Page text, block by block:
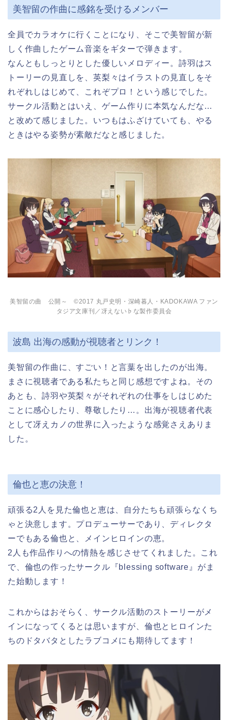
美智留の作曲に感銘を受けるメンバー
全員でカラオケに行くことになり、そこで美智留が新
しく作曲したゲーム音楽をギターで弾きます。
なんともしっとりとした優しいメロディー。詩羽はス
トーリーの見直しを、英梨々はイラストの見直しをそ
れぞれしはじめて、これぞプロ！という感じでした。
サークル活動とはいえ、ゲーム作りに本気なんだな…
と改めて感じました。いつもはふざけていても、やる
ときはやる姿勢が素敵だなと感じました。
美智留の曲 公開～ ©2017 丸戸史明・深崎暮人・KADOKAWA ファン
タジア文庫刊／冴えない♭な製作委員会
波島 出海の感動が視聴者とリンク！
美智留の作曲に、すごい！と言葉を出したのが出海。
まさに視聴者である私たちと同じ感想ですよね。その
あとも、詩羽や英梨々がそれぞれの仕事をしはじめた
ことに感心したり、尊敬したり…。出海が視聴者代表
として冴えカノの世界に入ったような感覚さえありま
した。
倫也と恵の決意！
頑張る2人を見た倫也と恵は、自分たちも頑張らなくち
ゃと決意します。プロデューサーであり、ディレクタ
ーでもある倫也と、メインヒロインの恵。
2人も作品作りへの情熱を感じさせてくれました。これ
で、倫也の作ったサークル『blessing software』がま
た始動します！
これからはおそらく、サークル活動のストーリーがメ
インになってくるとは思いますが、倫也とヒロインた
ちのドタバタとしたラブコメにも期待してます！